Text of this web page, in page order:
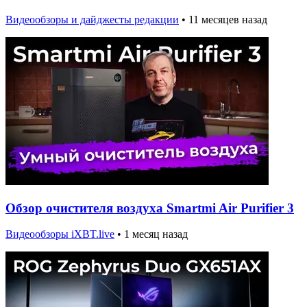
Видеообзоры и дайджесты редакции • 11 месяцев назад
Обзор очистителя воздуха Smartmi Air Purifier 3
Видеообзоры iXBT.live • 1 месяц назад